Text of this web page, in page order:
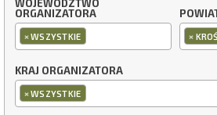
WOJEWÓDZTWO
ORGANIZATORA
×WSZYSTKIE ×
KRAJ ORGANIZATORA
×WSZYSTKIE